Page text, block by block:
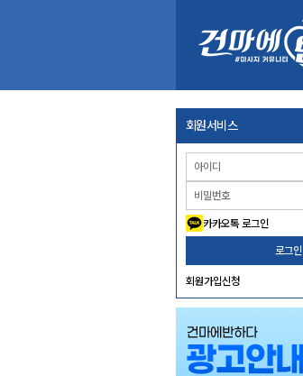
회원서비스
카카오톡 로그인
로그인
회원가입신청